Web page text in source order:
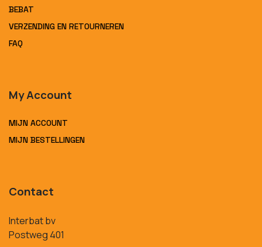
BEBAT
VERZENDING EN RETOURNEREN
FAQ
My Account
MIJN ACCOUNT
MIJN BESTELLINGEN
Contact
Interbat bv
Postweg 401